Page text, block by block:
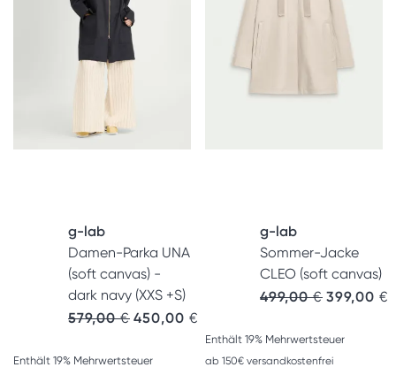
g-lab
Damen-Parka UNA
(soft canvas) -
dark navy (XXS +S)
579,00€ Ursprünglicher Preis war: 579,00 €
450,00 €
Enthält 19% Mehrwertsteuer
g-lab
Sommer-Jacke
CLEO (soft canvas)
499,00€ 399,00 €
Enthält 19% Mehrwertsteuer
ab 150€ versandkostenfrei